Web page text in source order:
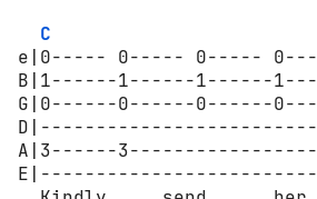
C
e|0----- 0----- 0-----
B|1------1------1------
G|0------0------0------
A|3------